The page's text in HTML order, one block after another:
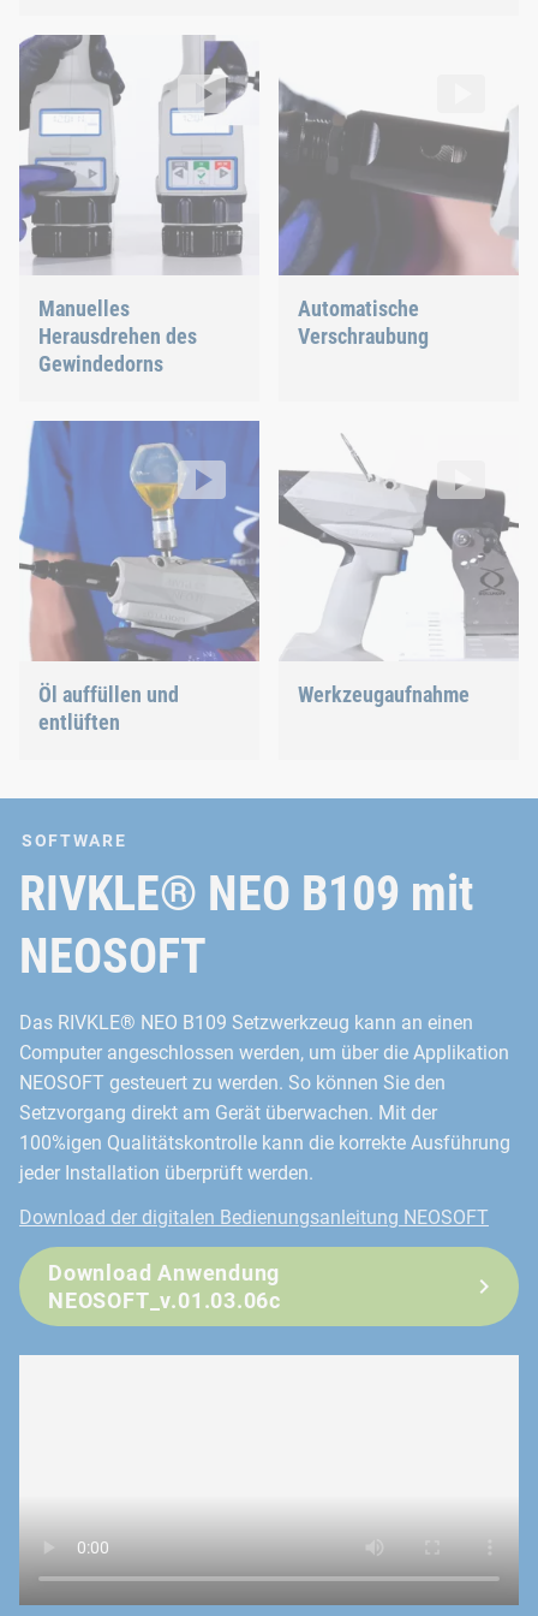
Manuelles
Herausdrehen des
Gewindedorns
Manuelles Herausdrehen des Gewindedorns
RIVKLE® NEO B107 / B109
Video: https://d30qymu4o00meq.cloudfront.net/boellhoff/
Automatische
Verschraubung
Video: https://
Öl auffüllen und
entlüften
Öl auffüllen und entlüften
RIVKLE® NEO B107 / B109
Video: https://d30qymu4o00meq.cloudfront.net/boellhoff/
Werkzeugaufnahme
RIVKLE® NEO B107 / B109
Video: https://
SOFTWARE
RIVKLE® NEO B109 mit
NEOSOFT
Das RIVKLE® NEO B109 Setzwerkzeug kann an einen
Computer angeschlossen werden, um über die Applikation
NEOSOFT gesteuert zu werden. So können Sie den
Setzvorgang direkt am Gerät überwachen. Mit der
100%igen Qualitätskontrolle kann die korrekte Ausführung
jeder Installation überprüft werden.
Download der digitalen Bedienungsanleitung NEOSOFT
Download Anwendung
NEOSOFT_v.01.03.06c